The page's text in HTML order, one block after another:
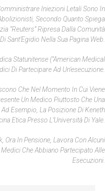
Iniezioni Letali Sono In
Secondo Quanto Spiega
“Reuters” Ripresa Dalla Comunità
Di Sant’Egidio Nella Sua Pagina Web.
Statunitense (“American Medical
Di Partecipare Ad Un’esecuzione.
Che Nel Momento In Cui Viene
Un Medico Piuttosto Che Una
Esempio, La Posizione Di Keneth
Etica Presso L’Università Di Yale.
Ora In Pensione, Lavora Con Alcuni
Che Abbiano Partecipato Alle
Esecuzioni.